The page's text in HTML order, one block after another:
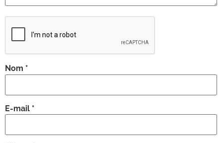
Nom *
E-mail *